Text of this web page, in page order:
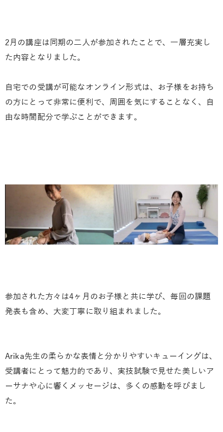
2月の講座は同期の二人が参加されたことで、一層充実し
た内容となりました。
自宅での受講が可能なオンライン形式は、お子様をお持ち
の方にとって非常に便利で、周囲を気にすることなく、自
由な時間配分で学ぶことができます。
参加された方々は4ヶ月のお子様と共に学び、毎回の課題
発表も含め、大変丁寧に取り組まれました。
Arika先生の柔らかな表情と分かりやすいキューイングは、
受講者にとって魅力的であり、実技試験で見せた美しいア
ーサナや心に響くメッセージは、多くの感動を呼びまし
た。